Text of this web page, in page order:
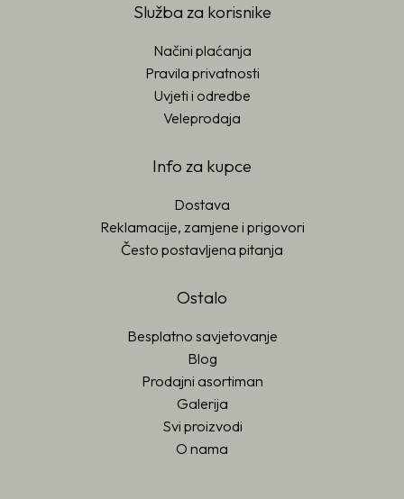
Služba za korisnike
Načini plaćanja
Pravila privatnosti
Uvjeti i odredbe
Veleprodaja
Info za kupce
Dostava
Reklamacije, zamjene i prigovori
Često postavljena pitanja
Ostalo
Besplatno savjetovanje
Blog
Prodajni asortiman
Galerija
Svi proizvodi
O nama